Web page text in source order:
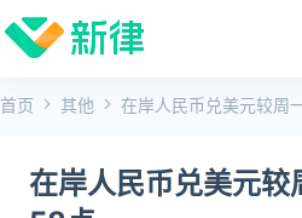
首页 其他 在岸人民币兑美元较周
在岸人民币兑美元较